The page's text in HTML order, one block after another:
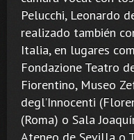
Pelucchi, Leonardo
realizado también
Italia, en lugares
Fondazione Teatro
Fiorentino, Museo
degl’Innocenti
(Roma) o Sala